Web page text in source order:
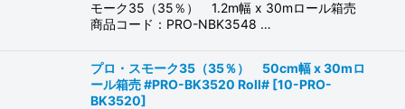
モーク35（35％） 1.2m幅 x 30mロール箱売
商品コード：PRO-NBK3548 …
プロ・スモーク35（35％） 50cm幅 x 30mロ
ール箱売 #PRO-BK3520 Roll# [10-PRO-
BK3520]